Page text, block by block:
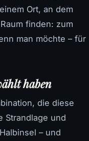
Ort, an dem
finden: zum
man möchte – für
haben
die diese
Strandlage und
– und